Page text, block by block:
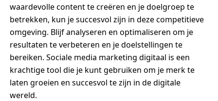
waardevolle content te creëren en je doelgroep te
betrekken, kun je succesvol zijn in deze competitieve
omgeving. Blijf analyseren en optimaliseren om je
resultaten te verbeteren en je doelstellingen te
bereiken. Sociale media marketing digitaal is een
krachtige tool die je kunt gebruiken om je merk te
laten groeien en succesvol te zijn in de digitale
wereld.